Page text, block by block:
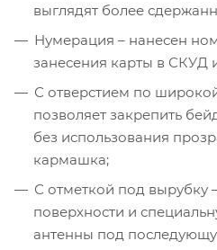
выглядят более
Нумерация – нанесен
занесения карты в СКУД
С отверстием по
позволяет закрепить
без использования
кармашка;
С отметкой под вырубку
поверхности и
антенны под